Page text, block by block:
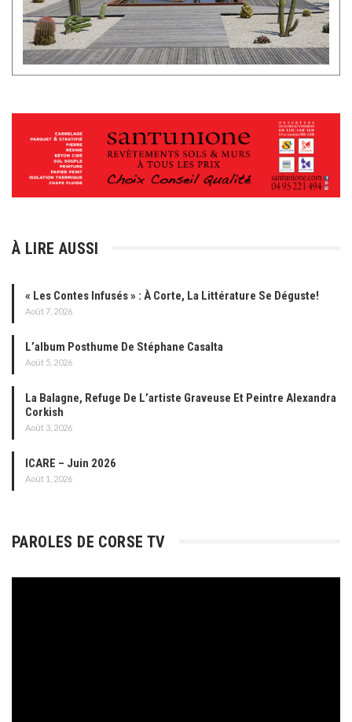
À LIRE AUSSI
« Les Contes Infusés » : À Corte, La Littérature Se Déguste!
Août 7, 2026
L’album Posthume De Stéphane Casalta
Août 5, 2026
La Balagne, Refuge De L’artiste Graveuse Et Peintre Alexandra
Corkish
Août 3, 2026
ICARE – Juin 2026
Août 1, 2026
PAROLES DE CORSE TV